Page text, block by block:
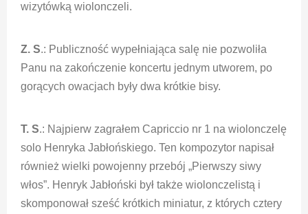
wizytówką wiolonczeli.
Z. S.: Publiczność wypełniająca salę nie pozwoliła
Panu na zakończenie koncertu jednym utworem, po
gorących owacjach były dwa krótkie bisy.
T. S.: Najpierw zagrałem Capriccio nr 1 na wiolonczelę
solo Henryka Jabłońskiego. Ten kompozytor napisał
również wielki powojenny przebój „Pierwszy siwy
włos”. Henryk Jabłoński był także wiolonczelistą i
skomponował sześć krótkich miniatur, z których cztery